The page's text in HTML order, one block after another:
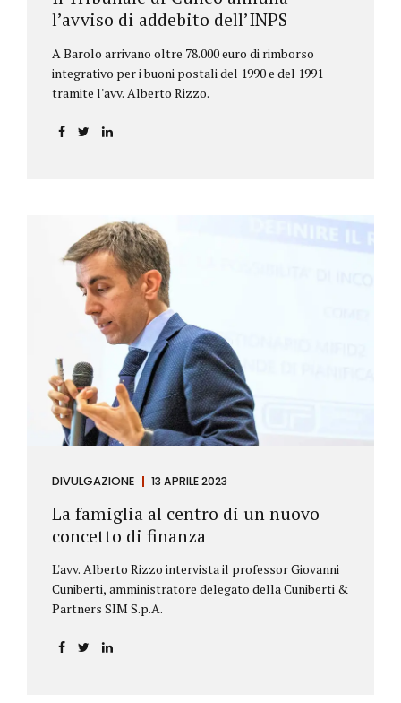
l’avviso di addebito dell’INPS
A Barolo arrivano oltre 78.000 euro di rimborso
integrativo per i buoni postali del 1990 e del 1991
tramite l'avv. Alberto Rizzo.
DIVULGAZIONE 13 APRILE 2023
La famiglia al centro di un nuovo
concetto di finanza
L'avv. Alberto Rizzo intervista il professor Giovanni
Cuniberti, amministratore delegato della Cuniberti &
Partners SIM S.p.A.